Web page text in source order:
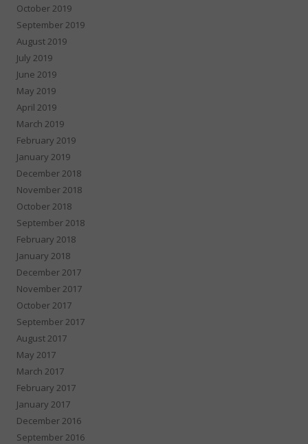
October 2019
September 2019
August 2019
July 2019
June 2019
May 2019
April 2019
March 2019
February 2019
January 2019
December 2018
November 2018
October 2018
September 2018
February 2018
January 2018
December 2017
November 2017
October 2017
September 2017
August 2017
May 2017
March 2017
February 2017
January 2017
December 2016
September 2016